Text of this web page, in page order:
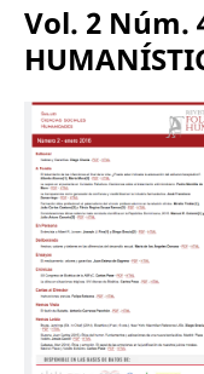
Vol. 2 Núm.